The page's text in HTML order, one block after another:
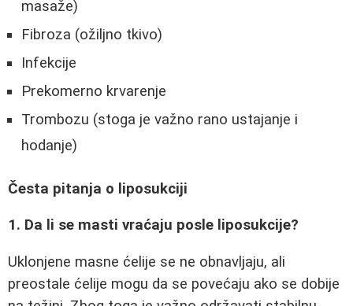
masaže)
Fibroza (ožiljno tkivo)
Infekcije
Prekomerno krvarenje
Trombozu (stoga je važno rano ustajanje i
hodanje)
Česta pitanja o liposukciji
1. Da li se masti vraćaju posle liposukcije?
Uklonjene masne ćelije se ne obnavljaju, ali
preostale ćelije mogu da se povećaju ako se dobije